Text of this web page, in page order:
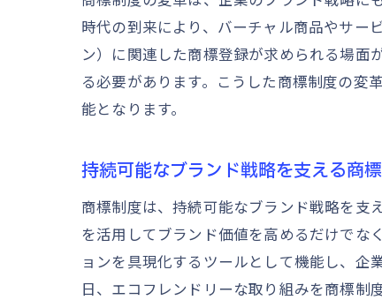
時代の到来により、バーチャル商品やサー
ン）に関連した商標登録が求められる場面
る必要があります。こうした商標制度の変
能となります。
持続可能なブランド戦略を支える商
商標制度は、持続可能なブランド戦略を支
を活用してブランド価値を高めるだけでな
ョンを具現化するツールとして機能し、
日、エコフレンドリーな取り組みを商標制